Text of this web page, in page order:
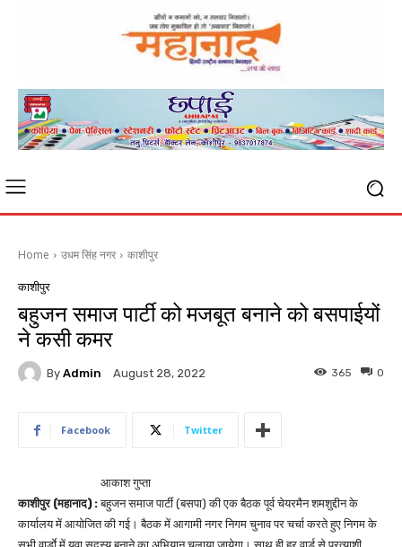
Home उधम सिंह नगर काशीपुर
काशीपुर
बहुजन समाज पार्टी को मजबूत बनाने को बसपाईयों
ने कसी कमर
By Admin August 28, 2022 0
365
Facebook Twitter
आकाश गुप्ता
काशीपुर (महानाद) :बहुजन समाज पार्टी (बसपा) की एक बैठक पूर्व चेयरमैन शमशुद्दीन के
कार्यालय में आयोजित की गई। बैठक में आगामी नगर निगम चुनाव पर चर्चा करते हुए निगम के